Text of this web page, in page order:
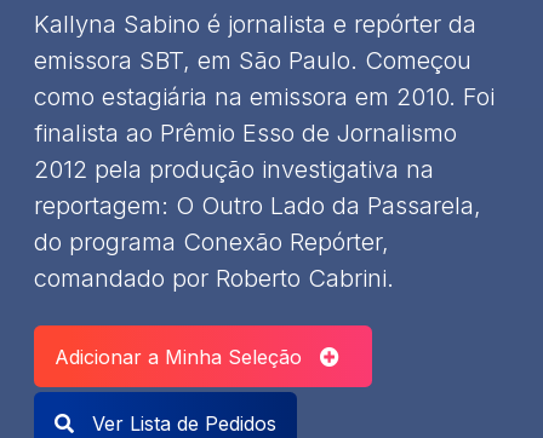
Kallyna Sabino é jornalista e repórter da
emissora SBT, em São Paulo. Começou
como estagiária na emissora em 2010. Foi
finalista ao Prêmio Esso de Jornalismo
2012 pela produção investigativa na
reportagem: O Outro Lado da Passarela,
do programa Conexão Repórter,
comandado por Roberto Cabrini.
Adicionar a Minha Seleção
Ver Lista de Pedidos